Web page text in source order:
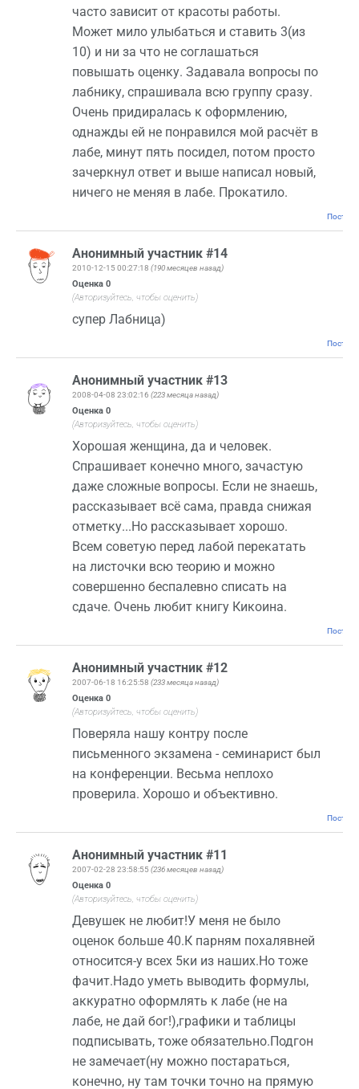
часто зависит от красоты работы.
Может мило улыбаться и ставить 3(из
10) и ни за что не соглашаться
повышать оценку. Задавала вопросы по
лабнику, спрашивала всю группу сразу.
Очень придиралась к оформлению,
однажды ей не понравился мой расчёт в
лабе, минут пять посидел, потом просто
зачеркнул ответ и выше написал новый,
ничего не меняя в лабе. Прокатило.
Анонимный участник #14
2010-12-15 00:27:18 (190 месяцев назад)
Оценка 0
(Авторизуйтесь, чтобы оценить)
супер Лабница)
Анонимный участник #13
2008-04-08 23:02:16 (223 месяца назад)
Оценка 0
(Авторизуйтесь, чтобы оценить)
Хорошая женщина, да и человек.
Спрашивает конечно много, зачастую
даже сложные вопросы. Если не знаешь,
рассказывает всё сама, правда снижая
отметку...Но рассказывает хорошо.
Всем советую перед лабой перекатать
на листочки всю теорию и можно
совершенно беспалевно списать на
сдаче. Очень любит книгу Кикоина.
Анонимный участник #12
2007-06-18 16:25:58 (233 месяца назад)
Оценка 0
(Авторизуйтесь, чтобы оценить)
Поверяла нашу контру после
письменного экзамена - семинарист был
на конференции. Весьма неплохо
проверила. Хорошо и объективно.
Анонимный участник #11
2007-02-28 23:58:55 (236 месяцев назад)
Оценка 0
(Авторизуйтесь, чтобы оценить)
Девушек не любит!У меня не было
оценок больше 40.К парням похалявней
относится-у всех 5ки из наших.Но тоже
фачит.Надо уметь выводить формулы,
аккуратно оформлять к лабе (не на
лабе, не дай бог!),графики и таблицы
подписывать, тоже обязательно.Подгон
не замечает(ну можно постараться,
конечно, ну там точки точно на прямую